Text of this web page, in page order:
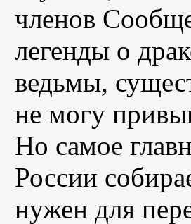
членов
легенды о
ведьмы,
не могу
Но самое
России
нужен для